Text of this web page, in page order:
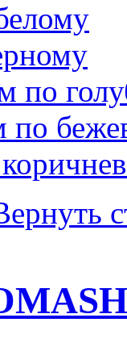
по
по